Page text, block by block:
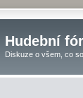
Hudební
Diskuze o všem, co